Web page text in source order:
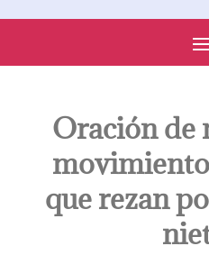
Oración de
que rezan